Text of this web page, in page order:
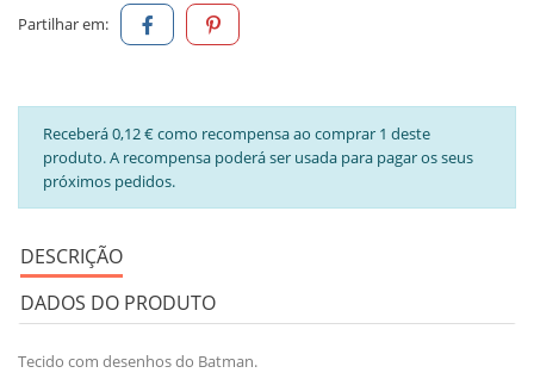
Partilhar em:
Receberá 0,12 € como recompensa ao comprar 1 deste
produto. A recompensa poderá ser usada para pagar os seus
próximos pedidos.
DESCRIÇÃO
DADOS DO PRODUTO
Tecido com desenhos do Batman.